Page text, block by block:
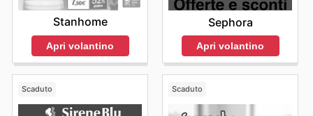
Stanhome
Apri volantino
Sephora
Apri volantino
Scaduto Scaduto